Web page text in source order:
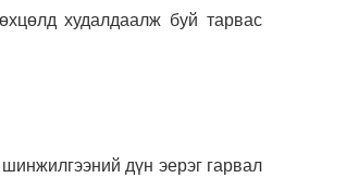
худалдаалж буй тарвас
дүн эерэг гарвал